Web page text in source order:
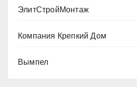
ЭлитСтройМонтаж
Компания Крепкий Дом
Вымпел